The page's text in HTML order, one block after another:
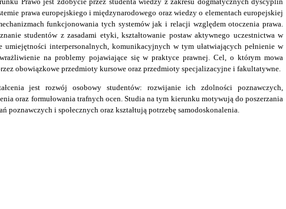
prawa europejskiego i międzynarodowego oraz wiedzy o elementach europejskiej
funkcjonowania tych systemów jak i relacji względem otoczenia prawa.
studentów z zasadami etyki, kształtowanie postaw aktywnego uczestnictwa w
umiejętności interpersonalnych, komunikacyjnych w tym ułatwiających pełnienie w
na problemy pojawiające się w praktyce prawnej. Cel, o którym mowa
obowiązkowe przedmioty kursowe oraz przedmioty specjalizacyjne i fakultatywne.
jest rozwój osobowy studentów: rozwijanie ich zdolności poznawczych,
oraz formułowania trafnych ocen. Studia na tym kierunku motywują do poszerzania
poznawczych i społecznych oraz kształtują potrzebę samodoskonalenia.